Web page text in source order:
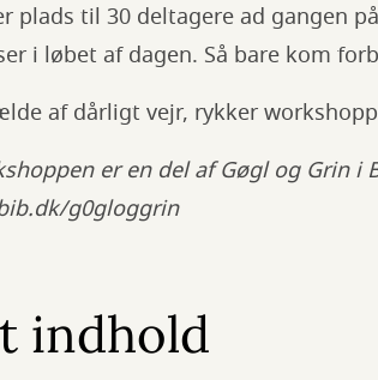
plads til 30 deltagere ad gangen
i løbet af dagen. Så bare kom
af dårligt vejr, rykker
er en del af Gøgl og Grin
g0gloggrin
indhold